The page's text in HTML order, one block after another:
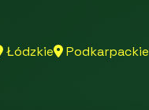
Łódzkie Podkarpackie